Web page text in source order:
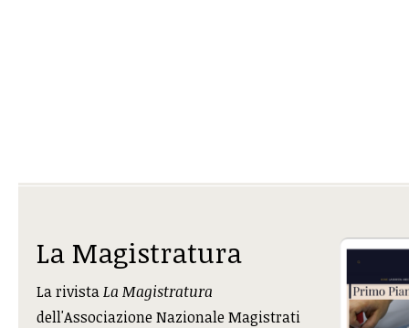
La Magistratura
La rivistaLa Magistratura
dell'Associazione Nazionale Magistrati